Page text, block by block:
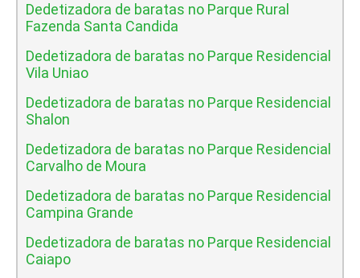
Dedetizadora de baratas no Parque Rural
Fazenda Santa Candida
Dedetizadora de baratas no Parque Residencial
Vila Uniao
Dedetizadora de baratas no Parque Residencial
Shalon
Dedetizadora de baratas no Parque Residencial
Carvalho de Moura
Dedetizadora de baratas no Parque Residencial
Campina Grande
Dedetizadora de baratas no Parque Residencial
Caiapo